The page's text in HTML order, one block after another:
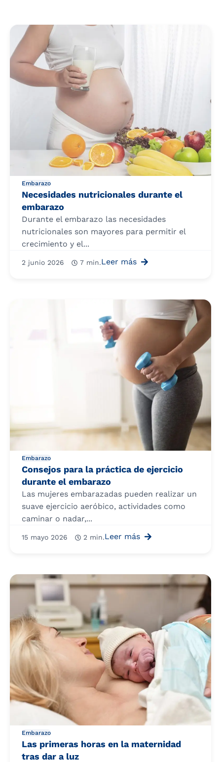
Embarazo
Necesidades nutricionales durante el
embarazo
Durante el embarazo las necesidades
nutricionales son mayores para permitir el
crecimiento y el...
2 junio 2026 7 min.Leer más
Embarazo
Consejos para la práctica de ejercicio
durante el embarazo
Las mujeres embarazadas pueden realizar un
suave ejercicio aeróbico, actividades como
caminar o nadar,...
15 mayo 2026 2 min.Leer más
Embarazo
Las primeras horas en la maternidad
tras dar a luz